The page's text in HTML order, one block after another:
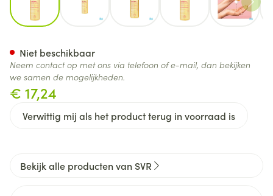
€ 17,24
Verwittig mij als het product terug in voorraad is
Niet beschikbaar
Neem contact op met ons via telefoon of e-mail, dan bekijken
we samen de mogelijkheden.
Bekijk alle producten van SVR